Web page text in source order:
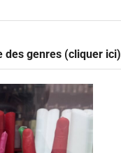
des genres (cliquer ici)